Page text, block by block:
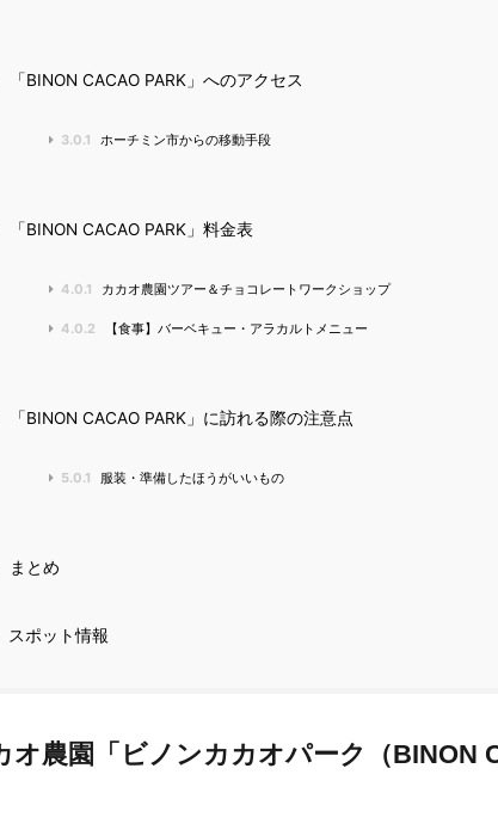
「BINON CACAO PARK」へのアクセス
3.0.1 ホーチミン市からの移動手段
「BINON CACAO PARK」料金表
4.0.1 カカオ農園ツアー＆チョコレートワークショップ
4.0.2 【食事】バーベキュー・アラカルトメニュー
「BINON CACAO PARK」に訪れる際の注意点
5.0.1 服装・準備したほうがいいもの
まとめ
スポット情報
オ農園「ビノンカカオパーク（BINON